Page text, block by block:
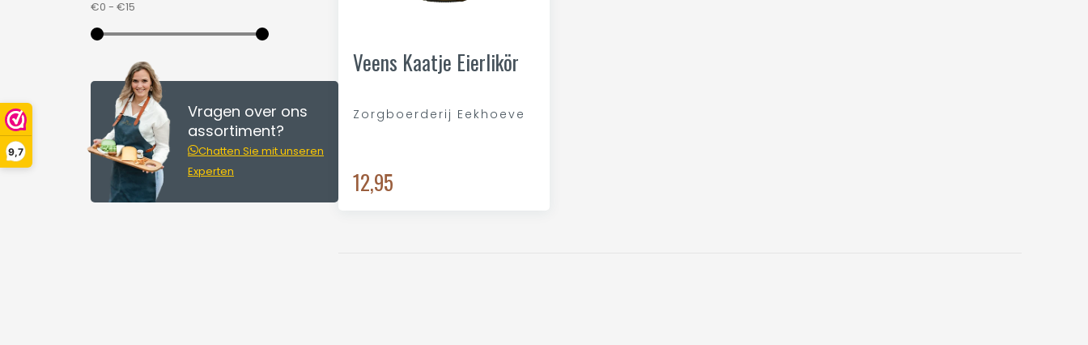
9,7
Veens Kaatje Eierlikör
Zorgboerderij Eekhoeve
12,95
€0 - €15
Vragen over ons
assortiment?
Chatten Sie mit unseren
Experten